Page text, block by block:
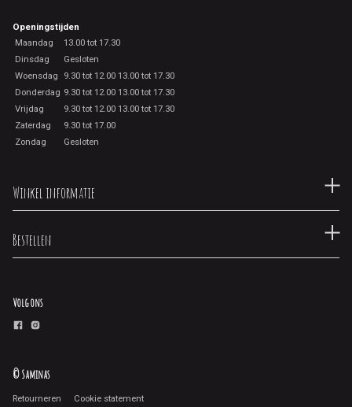
Openingstijden
Maandag
13.00 tot 17.30
Dinsdag
Gesloten
Woensdag
9.30 tot 12.00 13.00 tot 17.30
Donderdag 9.30 tot 12.00 13.00 tot 17.30
Vrijdag
9.30 tot 12.00 13.00 tot 17.30
Zaterdag
9.30 tot 17.00
Zondag
Gesloten
Winkel informatie
Bestellen
Volg ons
© Saminas
Retourneren Cookie statement